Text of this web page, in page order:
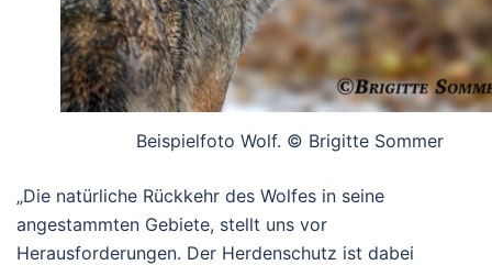
Beispielfoto Wolf. © Brigitte Sommer
„Die natürliche Rückkehr des Wolfes in seine
angestammten Gebiete, stellt uns vor
Herausforderungen. Der Herdenschutz ist dabei